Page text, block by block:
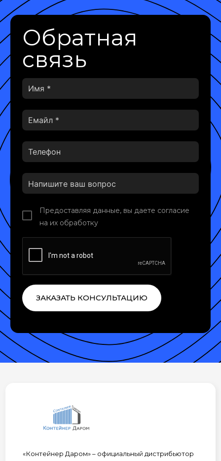
Обратная
связь
Предоставляя данные, вы даете согласие
на их обработку
ЗАКАЗАТЬ КОНСУЛЬТАЦИЮ
«Контейнер Даром» – официальный дистрибьютор